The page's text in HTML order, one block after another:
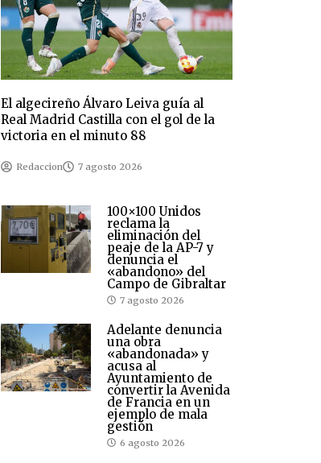
El algecireño Álvaro Leiva guía al
Real Madrid Castilla con el gol de la
victoria en el minuto 88
Redaccion 7 agosto 2026
100×100 Unidos
reclama la
eliminación del
peaje de la AP-7 y
denuncia el
«abandono» del
Campo de Gibraltar
7 agosto 2026
Adelante denuncia
una obra
«abandonada» y
acusa al
Ayuntamiento de
convertir la Avenida
de Francia en un
ejemplo de mala
gestión
6 agosto 2026